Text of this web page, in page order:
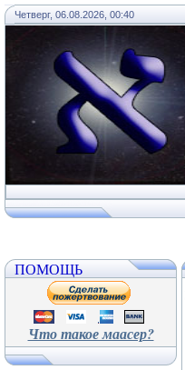
Четверг, 06.08.2026, 00:40
ПОМОЩЬ
Что такое маасер?